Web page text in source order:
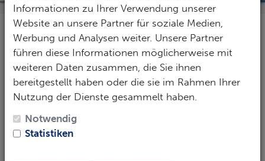
Unsere SUP Kurse
Stand Up Paddeling ist nicht schwer. Eine fundierte
Einweisung reicht oft schon aus, um erste kleinere
Ausflüge in Ufernähe sicher durchzuführen. Längere
Touren mit Gepäck, begleitenden Familienmitgliedern
oder gar dem Hund erfordern ein gesondertes
Training.
Informationen zu Ihrer Verwendung unserer
Website an unsere Partner für soziale Medien,
Werbung und Analysen weiter. Unsere Partner
führen diese Informationen möglicherweise mit
weiteren Daten zusammen, die Sie ihnen
bereitgestellt haben oder die sie im Rahmen Ihrer
Nutzung der Dienste gesammelt haben.
Notwendig
Statistiken